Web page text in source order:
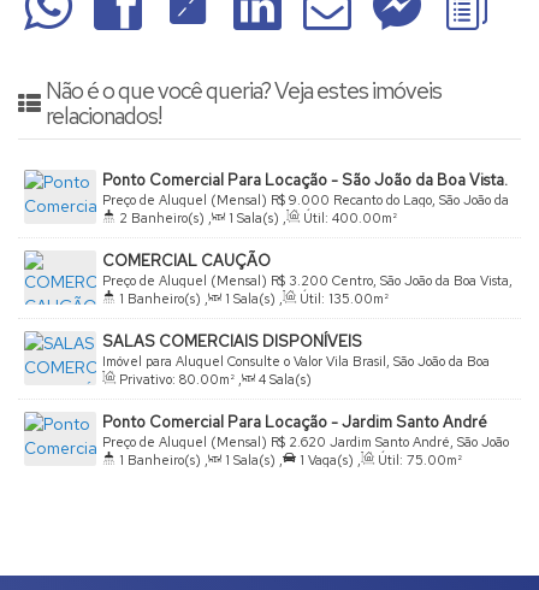
Não é o que você queria? Veja estes imóveis
relacionados!
Ponto Comercial Para Locação - São João da Boa Vista.
R$ 9.000
Preço de Aluguel (Mensal)
Recanto do Lago, São João da
Boa Vista, São Paulo, Brasil
2 Banheiro(s) , 1 Sala(s) , Útil: 400.00m²
COMERCIAL CAUÇÃO
R$ 3.200
Preço de Aluguel (Mensal)
Centro, São João da Boa Vista,
São Paulo, Brasil
1 Banheiro(s) , 1 Sala(s) , Útil: 135.00m²
SALAS COMERCIAIS DISPONÍVEIS
Consulte o Valor
Imóvel para Aluguel
Vila Brasil, São João da Boa
Vista, São Paulo, Brasil
Privativo: 80.00m² , 4 Sala(s)
Ponto Comercial Para Locação - Jardim Santo André
R$ 2.620
Preço de Aluguel (Mensal)
Jardim Santo André, São João
da Boa Vista, São Paulo, Brasil
1 Banheiro(s) , 1 Sala(s) , 1 Vaga(s) , Útil: 75.00m²